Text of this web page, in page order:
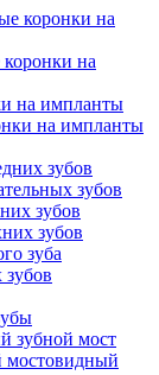
коронки на
на
на импланты
на импланты
зубов
зубов
зубов
зубов
зуба
зубов
зубной мост
мостовидный